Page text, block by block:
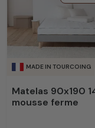
s’adapter à toutes
besoins des
adolescents ou
personneest idéal
parfait pour les
chambres d’amis
MADE IN TOURCOING
Matelas 90x190
mousse ferme